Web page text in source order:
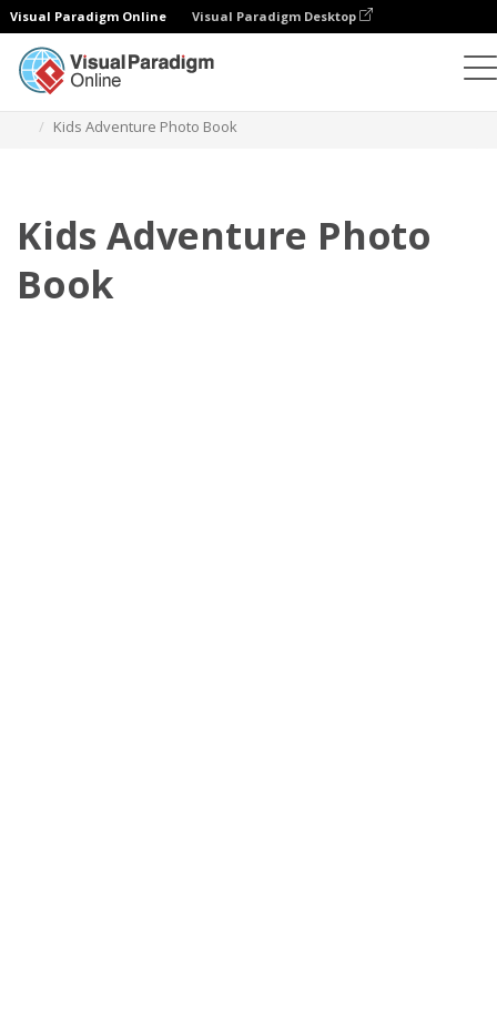
Visual Paradigm Online Visual Paradigm Desktop
Kids Adventure Photo Book
Kids Adventure Photo
Book